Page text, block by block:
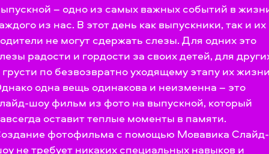
– одно из самых важных событий в
из нас. В этот день как выпускники, так и их
не могут сдержать слезы. Для одних это
радости и гордости за своих детей, для
по безвозвратно уходящему этапу их
одна вещь одинакова и неизменна – это
шоу фильм из фото на выпускной, который
оставит теплые моменты в памяти.
фотофильма с помощью Мовавика Слайд-
не требует никаких специальных навыков и